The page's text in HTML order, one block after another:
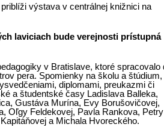
výstava v centrálnej knižnici na
laviciach bude verejnosti prístupná
v Bratislave, ktoré spracovalo
pera. Spomienky na školu a štúdium,
diplomami, preukazmi či
a študentské časy Ladislava Balleka,
Gustáva Murína, Evy Borušovičovej,
Oľgy Feldekovej, Pavla Rankova, Petry
a Michala Hvoreckého.